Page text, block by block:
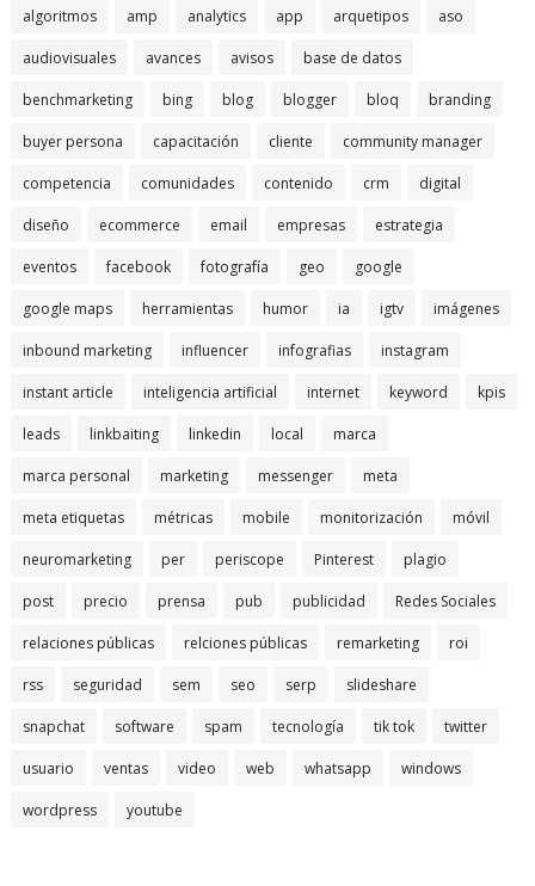
algoritmos amp analytics app arquetipos aso
audiovisuales avances avisos base de datos
benchmarketing bing blog blogger bloq branding
buyer persona capacitación cliente community manager
competencia comunidades contenido crm digital
diseño ecommerce email empresas estrategia
eventos facebook fotografía geo google
google maps herramientas humor ia igtv imágenes
inbound marketing influencer infografias instagram
instant article inteligencia artificial internet keyword kpis
leads linkbaiting linkedin local marca
marca personal marketing messenger meta
meta etiquetas métricas mobile monitorización móvil
neuromarketing per periscope Pinterest plagio
post precio prensa pub publicidad Redes Sociales
relaciones públicas relciones públicas remarketing roi
rss seguridad sem seo serp slideshare
snapchat software spam tecnología tik tok twitter
usuario ventas video web whatsapp windows
wordpress youtube